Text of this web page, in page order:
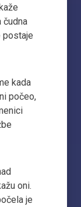
čudna
postaje
kada
počeo,
oni.
je